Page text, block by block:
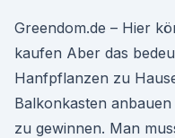
Greendom.de – Hier
kaufen Aber das
Hanfpflanzen zu
Balkonkasten
zu gewinnen. Man